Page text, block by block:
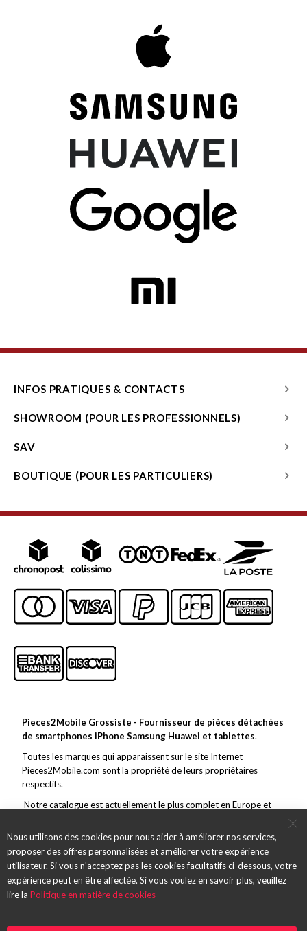
INFOS PRATIQUES & CONTACTS
SHOWROOM (POUR LES PROFESSIONNELS)
SAV
BOUTIQUE (POUR LES PARTICULIERS)
Pieces2Mobile Grossiste - Fournisseur de pièces détachées
de smartphones iPhone Samsung Huawei et tablettes.
Toutes les marques qui apparaissent sur le site Internet
Pieces2Mobile.com sont la propriété de leurs propriétaires
respectifs.
Notre catalogue est actuellement le plus complet en Europe et
marge de ce vaste choix, nous nous efforçons de toujours offrir un
service et des pièces de qualité et des envois rapides.
Nous utilisons des cookies pour nous aider à améliorer nos services,
proposer des offres personnalisées et améliorer votre expérience
utilisateur. Si vous n'acceptez pas les cookies facultatifs ci-dessous, votre
expérience peut en être affectée. Si vous voulez en savoir plus, veuillez
lire la Politique en matière de cookies